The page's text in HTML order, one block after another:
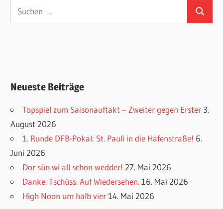
Suchen
nach:
Suchen
Neueste Beiträge
Topspiel zum Saisonauftakt – Zweiter gegen Erster 3.
August 2026
1. Runde DFB-Pokal: St. Pauli in die Hafenstraße! 6.
Juni 2026
Dor sün wi all schon wedder! 27. Mai 2026
Danke. Tschüss. Auf Wiedersehen. 16. Mai 2026
High Noon um halb vier 14. Mai 2026